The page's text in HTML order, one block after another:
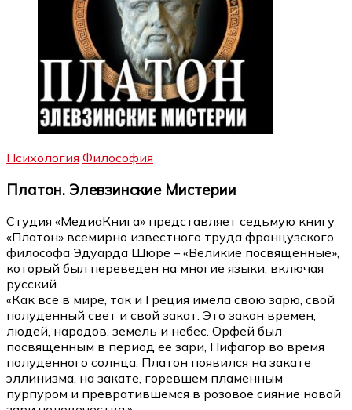
Психология Философия
Платон. Элевзинские Мистерии
Студия «МедиаКнига» представляет седьмую книгу
«Платон» всемирно известного труда французского
философа Эдуарда Шюре – «Великие посвященные»,
который был переведен на многие языки, включая
русский.
«Как все в мире, так и Греция имела свою зарю, свой
полуденный свет и свой закат. Это закон времен,
людей, народов, земель и небес. Орфей был
посвященным в период ее зари, Пифагор во время
полуденного солнца, Платон появился на закате
эллинизма, на закате, горевшем пламенным
пурпуром и превратившемся в розовое сияние новой